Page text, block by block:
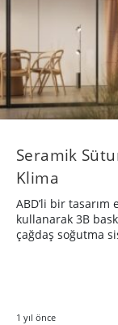
Seramik
Klima
ABD’li bir
kullanarak 3B
çağdaş soğutma
1 yıl önce